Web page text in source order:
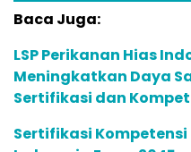
Baca Juga:
LSP Perikanan Hias
Meningkatkan Daya
Sertifikasi dan
Sertifikasi